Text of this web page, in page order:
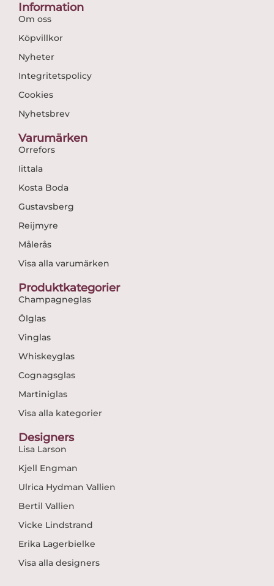
Information
Om oss
Köpvillkor
Nyheter
Integritetspolicy
Cookies
Nyhetsbrev
Varumärken
Orrefors
Iittala
Kosta Boda
Gustavsberg
Reijmyre
Målerås
Visa alla varumärken
Produktkategorier
Champagneglas
Ölglas
Vinglas
Whiskeyglas
Cognagsglas
Martiniglas
Visa alla kategorier
Designers
Lisa Larson
Kjell Engman
Ulrica Hydman Vallien
Bertil Vallien
Vicke Lindstrand
Erika Lagerbielke
Visa alla designers